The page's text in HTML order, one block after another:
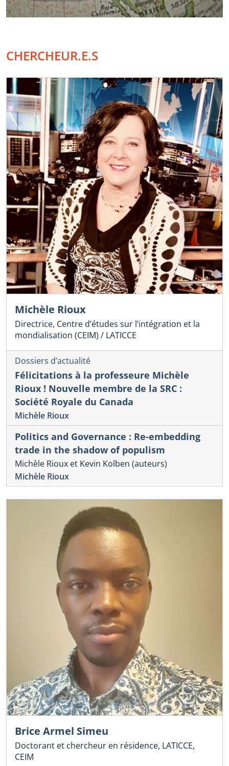
CHERCHEUR.E.S
Michèle Rioux
Directrice, Centre d’études sur l’intégration et la
mondialisation (CEIM) / LATICCE
Dossiers d’actualité
Félicitations à la professeure Michèle
Rioux ! Nouvelle membre de la SRC :
Société Royale du Canada
Michèle Rioux
Politics and Governance : Re-embedding
trade in the shadow of populism
Michèle Rioux et Kevin Kolben (auteurs)
Michèle Rioux
Brice Armel Simeu
Doctorant et chercheur en résidence, LATICCE,
CEIM